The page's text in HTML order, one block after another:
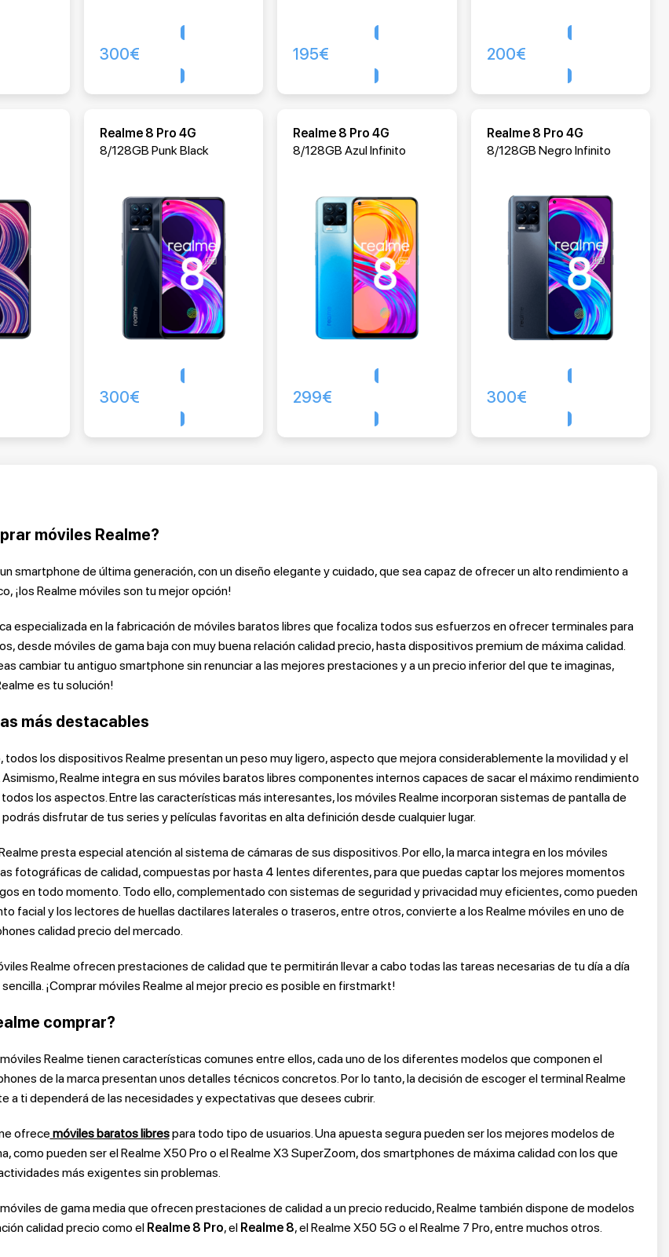
300€ 195€ 200€
Realme 8 Pro 4G
8/128GB Punk Black
300€
Realme 8 Pro 4G
8/128GB Azul Infinito
299€
Realme 8 Pro 4G
8/128GB Negro Infinito
300€
móviles Realme?
smartphone de última generación, con un diseño elegante y cuidado, que sea capaz de ofrecer un alto rendimiento a
¡los Realme móviles son tu mejor opción!
especializada en la fabricación de móviles baratos libres que focaliza todos sus esfuerzos en ofrecer terminales para
desde móviles de gama baja con muy buena relación calidad precio, hasta dispositivos premium de máxima calidad.
cambiar tu antiguo smartphone sin renunciar a las mejores prestaciones y a un precio inferior del que te imaginas,
es tu solución!
más destacables
todos los dispositivos Realme presentan un peso muy ligero, aspecto que mejora considerablemente la movilidad y el
Asimismo, Realme integra en sus móviles baratos libres componentes internos capaces de sacar el máximo rendimiento
los aspectos. Entre las características más interesantes, los móviles Realme incorporan sistemas de pantalla de
disfrutar de tus series y películas favoritas en alta definición desde cualquier lugar.
presta especial atención al sistema de cámaras de sus dispositivos. Por ello, la marca integra en los móviles
fotográficas de calidad, compuestas por hasta 4 lentes diferentes, para que puedas captar los mejores momentos
en todo momento. Todo ello, complementado con sistemas de seguridad y privacidad muy eficientes, como pueden
facial y los lectores de huellas dactilares laterales o traseros, entre otros, convierte a los Realme móviles en uno de
calidad precio del mercado.
Realme ofrecen prestaciones de calidad que te permitirán llevar a cabo todas las tareas necesarias de tu día a día
¡Comprar móviles Realme al mejor precio es posible en firstmarkt!
comprar?
Realme tienen características comunes entre ellos, cada uno de los diferentes modelos que componen el
de la marca presentan unos detalles técnicos concretos. Por lo tanto, la decisión de escoger el terminal Realme
a ti dependerá de las necesidades y expectativas que desees cubrir.
ofrece móviles baratos librespara todo tipo de usuarios. Una apuesta segura pueden ser los mejores modelos de
como pueden ser el Realme X50 Pro o el Realme X3 SuperZoom, dos smartphones de máxima calidad con los que
más exigentes sin problemas.
de gama media que ofrecen prestaciones de calidad a un precio reducido, Realme también dispone de modelos
calidad precio como el Realme 8 Pro, el Realme 8, el Realme X50 5G o el Realme 7 Pro, entre muchos otros.